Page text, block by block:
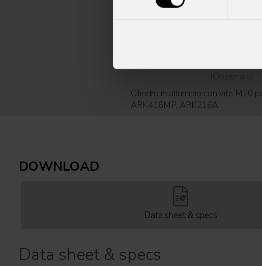
Cilindro in alluminio con vite M20
ARK416MP, ARK216A
DOWNLOAD
Data sheet & specs
Data sheet & specs